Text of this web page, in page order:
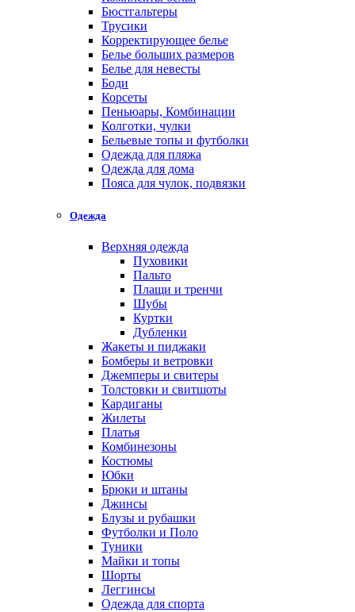
Бюстгальтеры
Трусики
Корректирующее белье
Белье больших размеров
Белье для невесты
Боди
Корсеты
Пеньюары, Комбинации
Колготки, чулки
Бельевые топы и футболки
Одежда для пляжа
Одежда для дома
Пояса для чулок, подвязки
Одежда
Верхняя одежда
Пуховики
Пальто
Плащи и тренчи
Шубы
Куртки
Дубленки
Жакеты и пиджаки
Бомберы и ветровки
Джемперы и свитеры
Толстовки и свитшоты
Кардиганы
Жилеты
Платья
Комбинезоны
Костюмы
Юбки
Брюки и штаны
Джинсы
Блузы и рубашки
Футболки и Поло
Туники
Майки и топы
Шорты
Леггинсы
Одежда для спорта